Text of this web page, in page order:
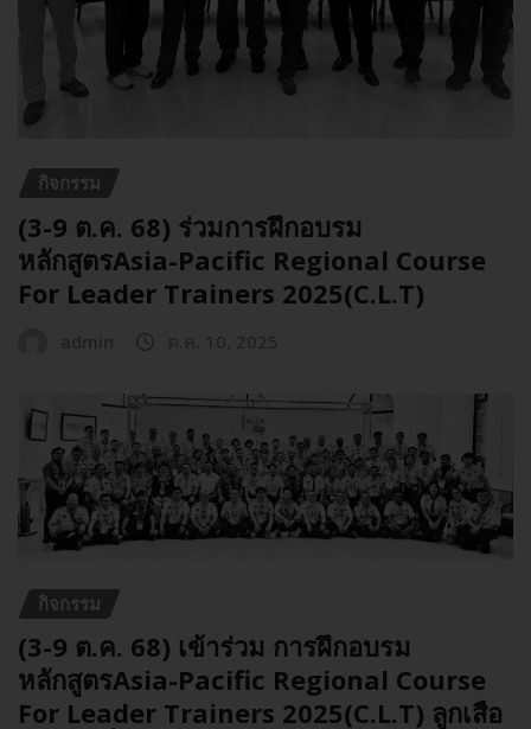
กิจกรรม
(3-9 ต.ค. 68) ร่วมการฝึกอบรม
หลักสูตรAsia-Pacific Regional Course
For Leader Trainers 2025(C.L.T)
กิจกรรม
(3-9 ต.ค. 68) เข้าร่วม การฝึกอบรม
หลักสูตรAsia-Pacific Regional Course
For Leader Trainers 2025(C.L.T) ลูกเสือ